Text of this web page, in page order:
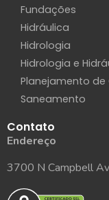
Fundações
Hidráulica
Hidrologia
Hidrologia e
Planejamento de
Saneamento
Contato
Endereço
3700 N Campbell